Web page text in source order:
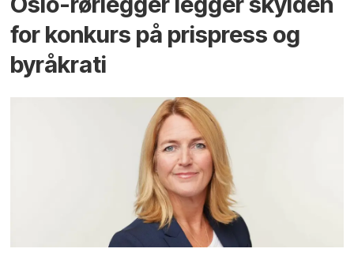
for konkurs på prispress og
byråkrati